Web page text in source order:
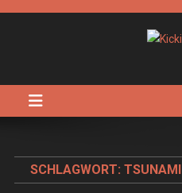
SCHLAGWORT: TSUNAMI